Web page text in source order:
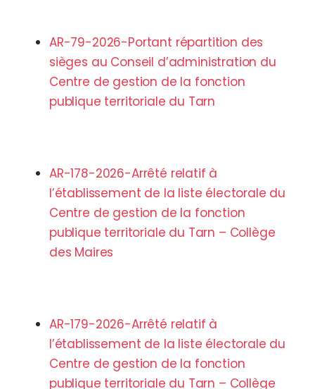
AR-79-2026-Portant répartition des
sièges au Conseil d’administration du
Centre de gestion de la fonction
publique territoriale du Tarn
AR-178-2026-Arrêté relatif à
l’établissement de la liste électorale du
Centre de gestion de la fonction
publique territoriale du Tarn – Collège
des Maires
AR-179-2026-Arrêté relatif à
l’établissement de la liste électorale du
Centre de gestion de la fonction
publique territoriale du Tarn – Collège